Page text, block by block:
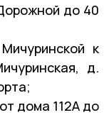
до 40
к
д.
дома 112А до